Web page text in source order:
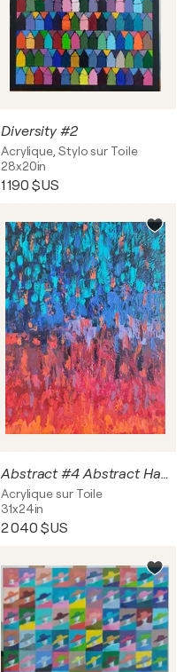
Diversity #2
Acrylique, Stylo sur Toile
28x20in
1 190 $US
Abstract #4 Abstract Harmony of Fire and Water
Acrylique sur Toile
31x24in
2 040 $US